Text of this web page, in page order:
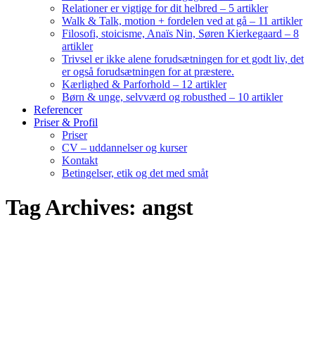
Relationer er vigtige for dit helbred – 5 artikler
Walk & Talk, motion + fordelen ved at gå – 11 artikler
Filosofi, stoicisme, Anaïs Nin, Søren Kierkegaard – 8
artikler
Trivsel er ikke alene forudsætningen for et godt liv, det
er også forudsætningen for at præstere.
Kærlighed & Parforhold – 12 artikler
Børn & unge, selvværd og robusthed – 10 artikler
Referencer
Priser & Profil
Priser
CV – uddannelser og kurser
Kontakt
Betingelser, etik og det med småt
Tag Archives: angst